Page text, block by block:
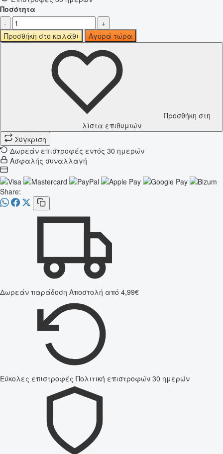
Ποσότητα
-
+
Προσθήκη στο καλάθι
Αγορά τώρα
Προσθήκη στη
λίστα επιθυμιών
Σύγκριση
Δωρεάν επιστροφές εντός 30 ημερών
Ασφαλής συναλλαγή
Share:
Δωρεάν παράδοση Αποστολή από 4,99€
Εύκολες επιστροφές Πολιτική επιστροφών 30 ημερών